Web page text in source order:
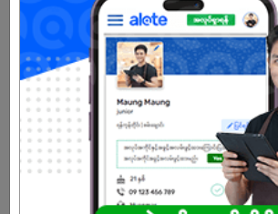
Open To : Male/Female
Already Expired
Don't have an account?
REGISTER NOW!